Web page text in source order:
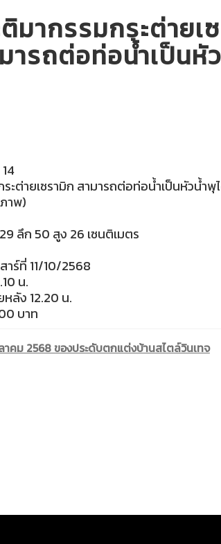
มากรรมกระต่ายเ
ารถต่อท่อน้ำเป็นหั
ะต่ายเซรามิก สามารถต่อท่อน้ำเป็นหัวน้ำพุ
าพ)
ลึก 50 สูง 26 เซนติเมตร
าร์ที่ 11/10/2568
น.
หลัง 12.20 น.
บาท
าคม 2568 ของประดับตกแต่งบ้านสไตล์วินเทจ